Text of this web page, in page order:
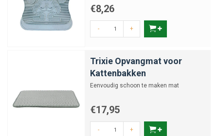
€8,26
- +
Trixie Opvangmat voor
Kattenbakken
Eenvoudig schoon te maken mat
€17,95
- +